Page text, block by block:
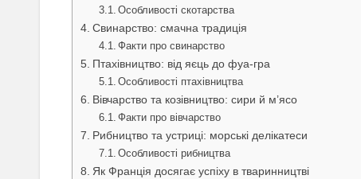
Особливості скотарства
Свинарство: смачна традиція
Факти про свинарство
Птахівництво: від яєць до фуа-гра
Особливості птахівництва
Вівчарство та козівництво: сири й м’ясо
Факти про вівчарство
Рибництво та устриці: морські делікатеси
Особливості рибництва
Як Франція досягає успіху в тваринництві